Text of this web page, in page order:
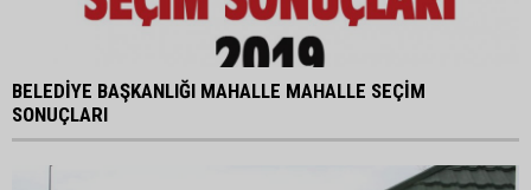
BELEDİYE BAŞKANLIĞI MAHALLE MAHALLE SEÇİM
SONUÇLARI